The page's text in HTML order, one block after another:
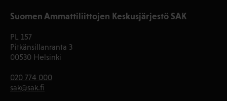
Suomen Ammattiliittojen Keskusjärjestö SAK
PL 157
Pitkänsillanranta 3
00530 Helsinki
020 774 000
sak@sak.fi